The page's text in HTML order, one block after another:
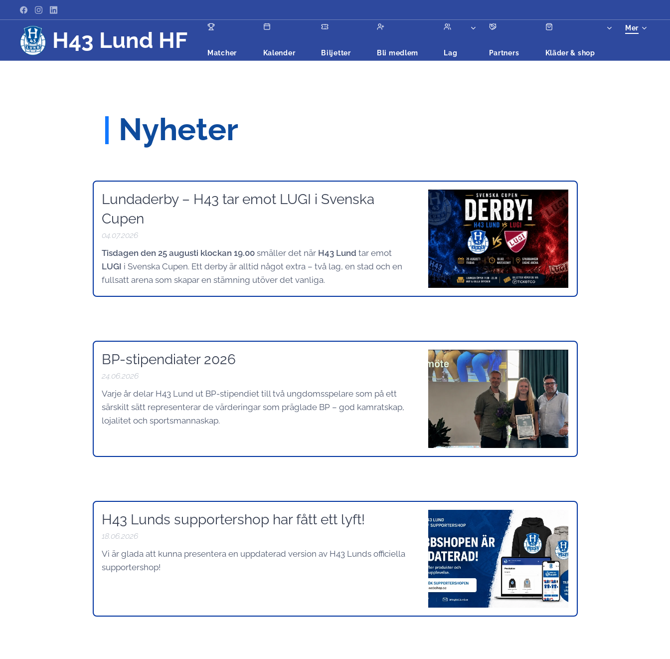
H43 Lund HF Matcher Kalender Biljetter Bli medlem Lag Partners Kläder & shop
Mer
Nyheter
Lundaderby – H43 tar emot LUGI i Svenska
Cupen
04.07.2026
Tisdagen den 25 augusti klockan 19.00smäller det när H43 Lund tar emot
LUGI i Svenska Cupen. Ett derby är alltid något extra – två lag, en stad och en
fullsatt arena som skapar en stämning utöver det vanliga.
BP-stipendiater 2026
24.06.2026
Varje år delar H43 Lund ut BP-stipendiet till två ungdomsspelare som på ett
särskilt sätt representerar de värderingar som präglade BP – god kamratskap,
lojalitet och sportsmannaskap.
H43 Lunds supportershop har fått ett lyft!
18.06.2026
Vi är glada att kunna presentera en uppdaterad version av H43 Lunds officiella
supportershop!